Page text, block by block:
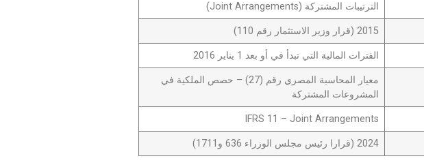
الترتيبات المشتركة (Joint Arrangements)
2015 (قرار وزير الاستثمار رقم 110)
الفترات المالية التي تبدأ في أو بعد 1 يناير 2016
معيار المحاسبة المصري رقم (27) – حصص الملكية في
المشروعات المشتركة
IFRS 11 – Joint Arrangements
2024 (قرارا رئيس مجلس الوزراء 636 و1711)